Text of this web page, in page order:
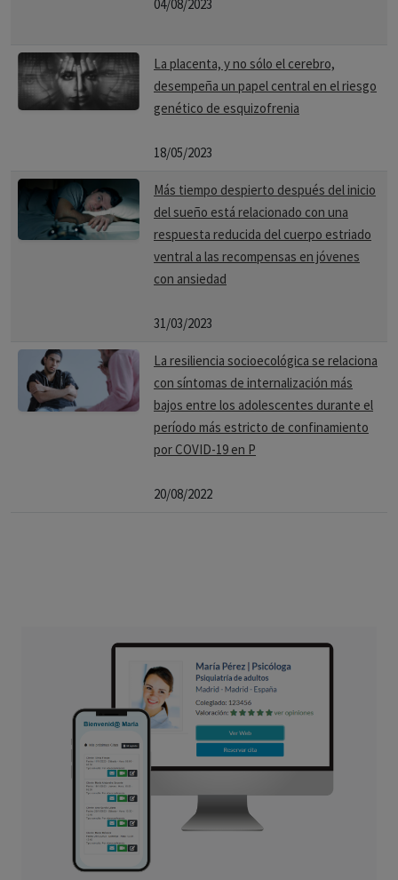
04/08/2023
La placenta, y no sólo el cerebro,
desempeña un papel central en el riesgo
genético de esquizofrenia
18/05/2023
Más tiempo despierto después del inicio
del sueño está relacionado con una
respuesta reducida del cuerpo estriado
ventral a las recompensas en jóvenes
con ansiedad
31/03/2023
La resiliencia socioecológica se relaciona
con síntomas de internalización más
bajos entre los adolescentes durante el
período más estricto de confinamiento
por COVID-19 en P
20/08/2022